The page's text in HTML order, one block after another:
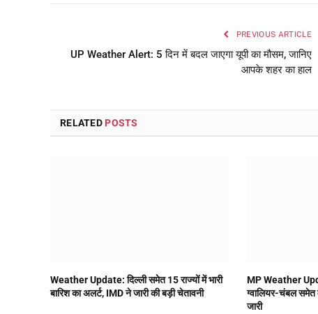
PREVIOUS ARTICLE
UP Weather Alert: 5 दिन में बदल जाएगा यूपी का मौसम, जानिए
आपके शहर का हाल
RELATED POSTS
Weather Update: दिल्ली समेत 15 राज्यों में भारी
बारिश का अलर्ट, IMD ने जारी की बड़ी चेतावनी
MP Weather
ग्वालियर-चंबल समेत
जारी